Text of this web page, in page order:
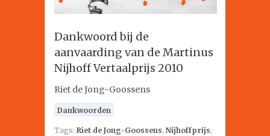
Dankwoord bij de
aanvaarding van de Martinus
Nijhoff Vertaalprijs 2010
Riet de Jong-Goossens
Dankwoorden
Tags: Riet de Jong-Goossens, Nijhoffprijs,